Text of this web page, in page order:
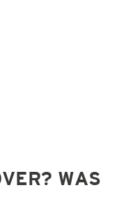
WAS